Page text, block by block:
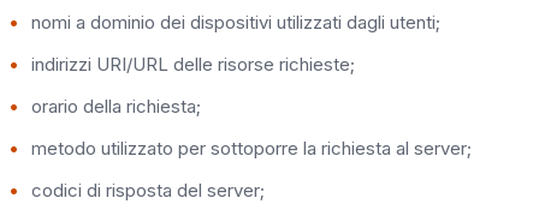
nomi a dominio dei dispositivi utilizzati dagli utenti;
indirizzi URI/URL delle risorse richieste;
orario della richiesta;
metodo utilizzato per sottoporre la richiesta al server;
codici di risposta del server;